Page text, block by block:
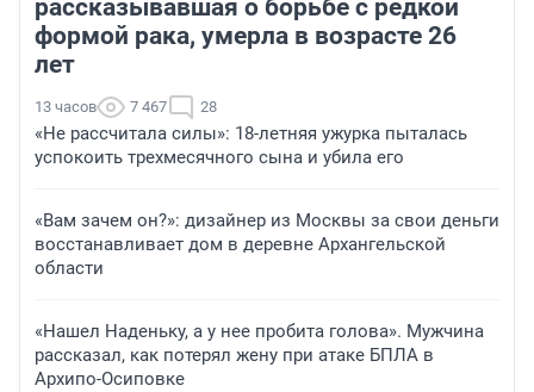
рассказывавшая о борьбе с редкой
формой рака, умерла в возрасте 26
лет
13 часов 7 467 28
«Не рассчитала силы»: 18-летняя ужурка пыталась
успокоить трехмесячного сына и убила его
«Вам зачем он?»: дизайнер из Москвы за свои деньги
восстанавливает дом в деревне Архангельской
области
«Нашел Наденьку, а у нее пробита голова». Мужчина
рассказал, как потерял жену при атаке БПЛА в
Архипо-Осиповке